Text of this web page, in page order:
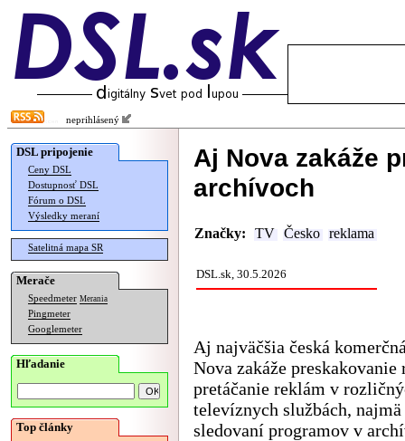
neprihlásený
DSL pripojenie
Ceny DSL
Dostupnosť DSL
Fórum o DSL
Výsledky meraní
Satelitná mapa SR
Merače
Speedmeter Merania
Pingmeter
Googlemeter
Hľadanie
Top články
Aj Nova zakáže
archívoch
Značky: TV Česko reklama
DSL.sk, 30.5.2026
Aj najväčšia česká
Nova zakáže preskakovanie
pretáčanie reklám v
televíznych službách,
sledovaní programov v